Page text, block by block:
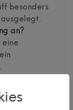
besonders
an?
eine
Griffleiste